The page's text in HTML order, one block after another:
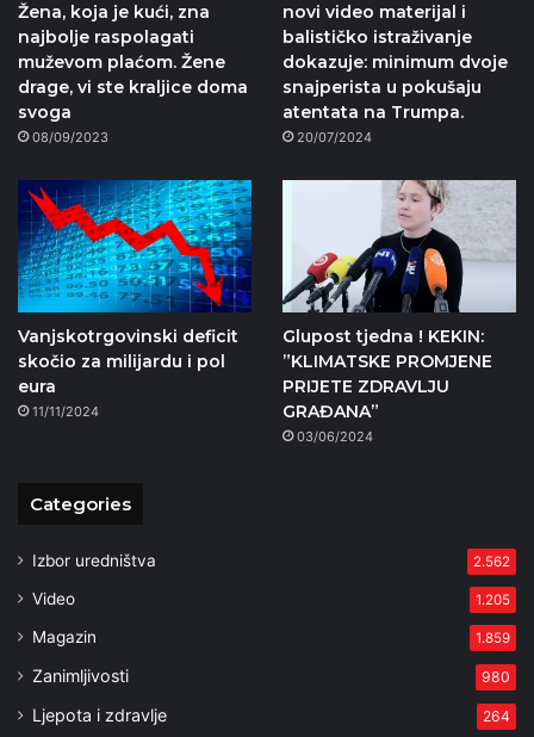
Žena, koja je kući, zna
najbolje raspolagati
muževom plaćom. Žene
drage, vi ste kraljice doma
svoga
08/09/2023
novi video materijal i
balističko istraživanje
dokazuje: minimum dvoje
snajperista u pokušaju
atentata na Trumpa.
20/07/2024
Vanjskotrgovinski deficit
skočio za milijardu i pol
eura
11/11/2024
Glupost tjedna ! KEKIN:
”KLIMATSKE PROMJENE
PRIJETE ZDRAVLJU
GRAĐANA”
03/06/2024
Categories
Izbor uredništva 2.562
Video 1.205
Magazin 1.859
Zanimljivosti 980
Ljepota i zdravlje 264